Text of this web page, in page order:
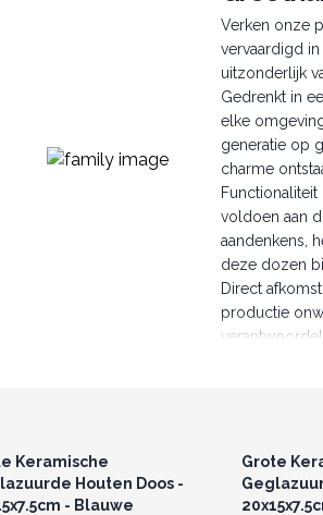
Verken onze
vervaardigd
uitzonderlijk
Gedrenkt in
elke
generatie op
charme
voldoen aan
aandenkens,
deze dozen
Direct
productie
kwaliteit als
Denk slim
Keramische
Houten Doos -
- Blauwe
Grote